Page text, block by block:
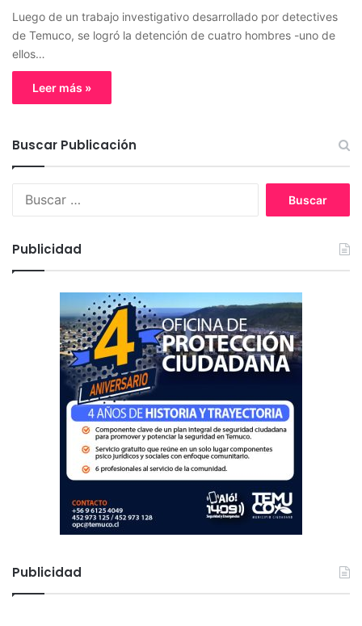
Luego de un trabajo investigativo desarrollado por detectives
de Temuco, se logró la detención de cuatro hombres -uno de
ellos…
Leer más »
Buscar Publicación
:
Publicidad
Publicidad